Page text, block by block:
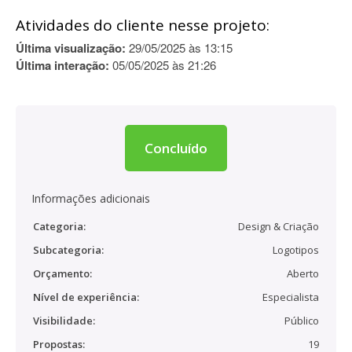
Atividades do cliente nesse projeto:
Última visualização: 29/05/2025 às 13:15
Última interação: 05/05/2025 às 21:26
Concluído
Informações adicionais
Categoria:
Design & Criação
Subcategoria:
Logotipos
Orçamento:
Aberto
Nível de experiência:
Especialista
Visibilidade:
Público
Propostas:
19